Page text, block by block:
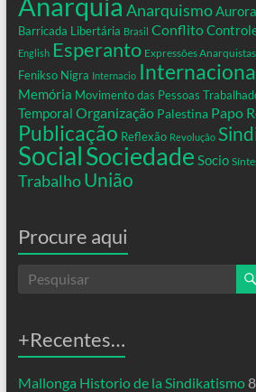
Anarquismo
Barricada Libertária Brasil Conflito
English Esperanto Expressões Anarquistas
Fenikso Nigra Internacio
Memória Movimento das Pessoas
Temporal Organização Palestina Papo
Publicação Reflexão Revolução
SocialSociedade Socio
Trabalho União
Procure aqui
+Recentes…
Mallonga Historio de la Sindikatismo